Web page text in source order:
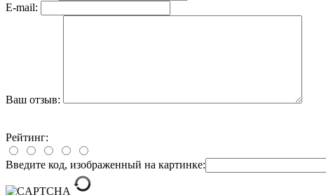
E-mail:
Ваш отзыв:
Рейтинг:
Введите код, изображенный на картинке: